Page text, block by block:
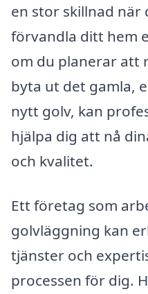
en stor skillnad
förvandla ditt hem
om du planerar att
byta ut det gamla,
nytt golv, kan
hjälpa dig att nå
och kvalitet.
Ett företag som
golvläggning kan
tjänster och
processen för dig.